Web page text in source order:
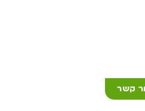
קשר